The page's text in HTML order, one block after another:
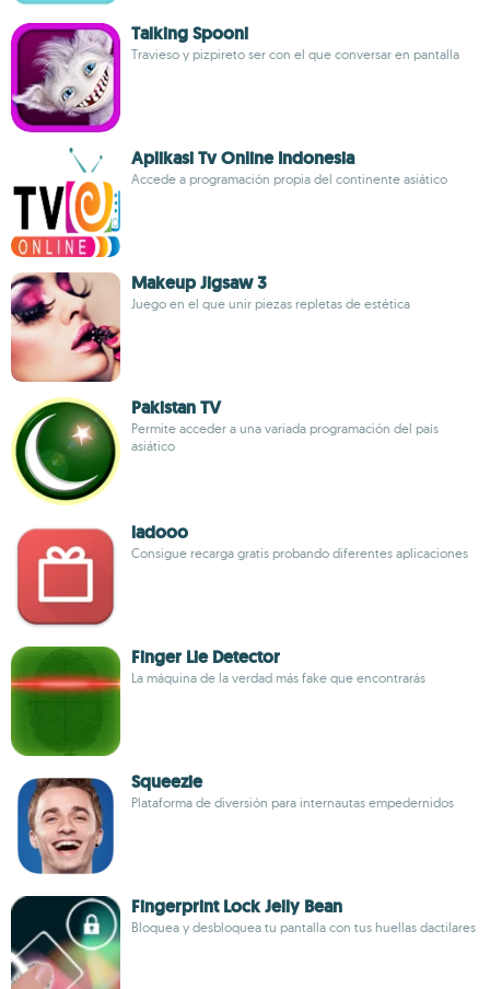
Talking Spooni
Travieso y pizpireto ser con el que conversar en pantalla
Aplikasi Tv Online Indonesia
Accede a programación propia del continente asiático
Makeup Jigsaw 3
Juego en el que unir piezas repletas de estética
Pakistan TV
Permite acceder a una variada programación del país
asiático
ladooo
Consigue recarga gratis probando diferentes aplicaciones
Finger Lie Detector
La máquina de la verdad más fake que encontrarás
Squeezie
Plataforma de diversión para internautas empedernidos
Fingerprint Lock Jelly Bean
Bloquea y desbloquea tu pantalla con tus huellas dactilares